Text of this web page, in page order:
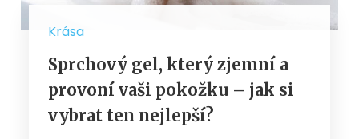
Krása
Sprchový gel, který zjemní a
provoní vaši pokožku – jak si
vybrat ten nejlepší?